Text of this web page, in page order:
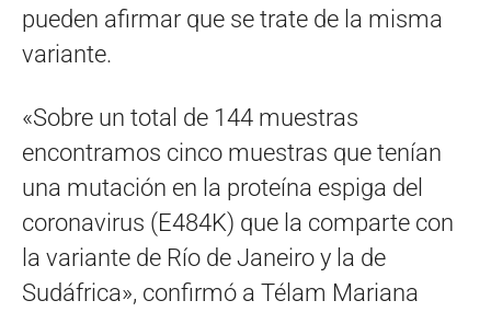
pueden afirmar que se trate de la misma
variante.
«Sobre un total de 144 muestras
encontramos cinco muestras que tenían
una mutación en la proteína espiga del
coronavirus (E484K) que la comparte con
la variante de Río de Janeiro y la de
Sudáfrica», confirmó a Télam Mariana